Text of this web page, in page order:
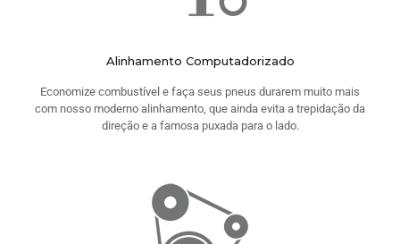
Alinhamento Computadorizado
Economize combustível e faça seus pneus durarem muito mais
com nosso moderno alinhamento, que ainda evita a trepidação da
direção e a famosa puxada para o lado.